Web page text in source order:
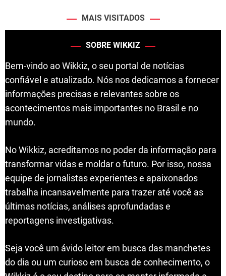
MAIS VISITADOS
SOBRE WIKKIZ
Bem-vindo ao Wikkiz, o seu portal de notícias
confiável e atualizado. Nós nos dedicamos a fornecer
informações precisas e relevantes sobre os
acontecimentos mais importantes no Brasil e no
mundo.
No Wikkiz, acreditamos no poder da informação para
transformar vidas e moldar o futuro. Por isso, nossa
equipe de jornalistas experientes e apaixonados
trabalha incansavelmente para trazer até você as
últimas notícias, análises aprofundadas e
reportagens investigativas.
Seja você um ávido leitor em busca das manchetes
do dia ou um curioso em busca de conhecimento, o